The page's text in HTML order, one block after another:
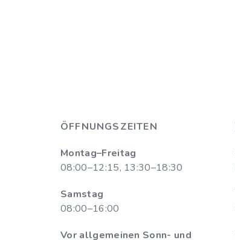
ÖFFNUNGSZEITEN
Montag–Freitag
08:00–12:15, 13:30–18:30
Samstag
08:00–16:00
Vor allgemeinen Sonn- und